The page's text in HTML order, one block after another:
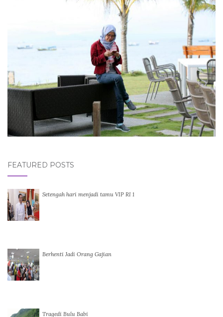
FEATURED POSTS
Setengah hari menjadi tamu VIP RI 1
Berhenti Jadi Orang Gajian
Tragedi Bulu Babi